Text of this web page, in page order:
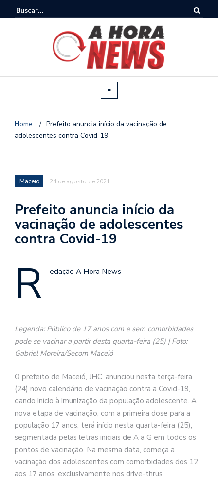
Home / Prefeito anuncia início da vacinação de
adolescentes contra Covid-19
Maceio 24 de agosto de 2021
Prefeito anuncia início da
vacinação de adolescentes
contra Covid-19
R edação A Hora News
Legenda: Público de 17 anos com e sem comorbidades
pode se vacinar a partir desta quarta-feira (25) | Foto:
Gabriel Moreira/Secom Maceió
O prefeito de Maceió, JHC, anunciou nesta terça-feira
(24) novo calendário de vacinação contra a Covid-19,
dando início à imunização da população adolescente. A
nova etapa de vacinação, com a primeira dose para a
população 17 anos, terá início nesta quarta-feira (25),
segmentada pelas letras iniciais de A a G em todos os
pontos de vacinação. Na mesma data, começa a
vacinação dos adolescentes com comorbidades dos 12
aos 17 anos, exclusivamente nos drive-thrus.